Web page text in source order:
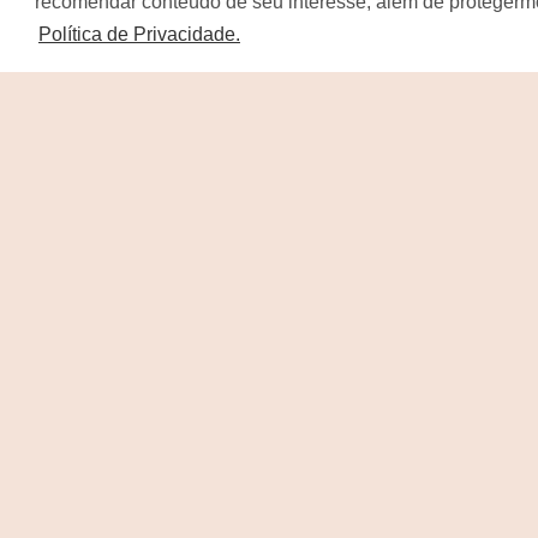
Política de Privacidade.